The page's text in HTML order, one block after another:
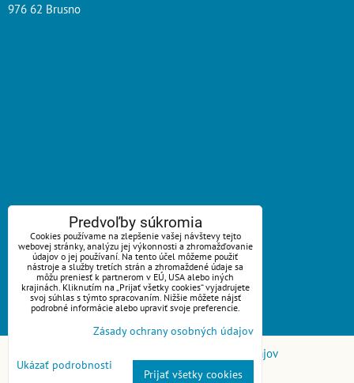
976 62 Brusno
ZAVOLÁME VÁM SPÄŤ
Váš telefón:*
Zásady ochrany osobných údajov
Predvoľby súkromia
Cookies používame na zlepšenie vašej návštevy tejto
webovej stránky, analýzu jej výkonnosti a zhromažďovanie
údajov o jej používaní. Na tento účel môžeme použiť
nástroje a služby tretích strán a zhromaždené údaje sa
môžu preniesť k partnerom v EÚ, USA alebo iných
krajinách. Kliknutím na „Prijať všetky cookies“ vyjadrujete
svoj súhlas s týmto spracovaním. Nižšie môžete nájsť
podrobné informácie alebo upraviť svoje preferencie.
Zásady ochrany osobných údajov
Ukázať podrobnosti
Prijať všetky cookies